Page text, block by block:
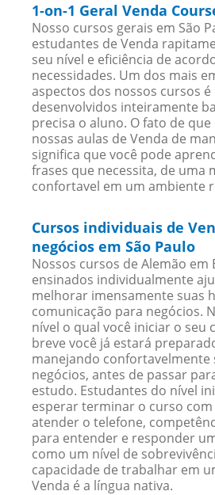
1-on-1 Geral Venda
Nosso cursos gerais em São
estudantes de Venda
seu nível e eficiência de
necessidades. Um dos mais
aspectos dos nossos cursos é
desenvolvidos inteiramente
precisa o aluno. O fato de
nossas aulas de Venda de
significa que você pode
frases que necessita, de uma
confortavel em um ambiente
Cursos individuais de
negócios em São Paulo
Nossos cursos de Alemão em
ensinados individualmente
melhorar imensamente suas
comunicação para negócios.
nível o qual você iniciar o seu
breve você já estará
manejando confortavelmente
negócios, antes de passar
estudo. Estudantes do nível
esperar terminar o curso com
atender o telefone,
para entender e responder
como um nível de
capacidade de trabalhar em
Venda é a língua nativa.